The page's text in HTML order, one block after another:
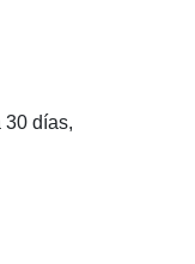
30 días,